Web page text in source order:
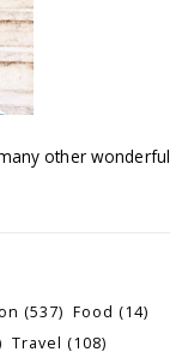
other wonderful
(537) Food (14)
Travel (108)